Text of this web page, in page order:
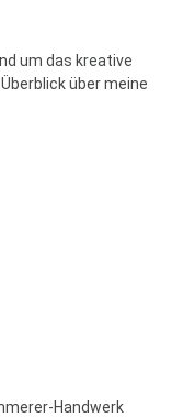
um das kreative
über meine
Handwerk